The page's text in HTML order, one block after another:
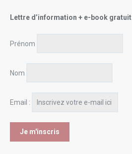
Lettre d’information + e-book gratuit
Prénom
Nom
Email :